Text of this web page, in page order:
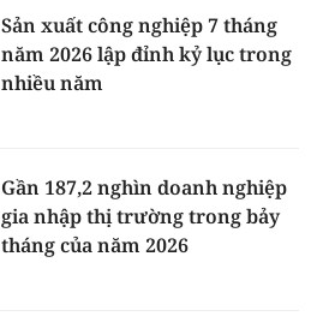
Sản xuất công nghiệp 7 tháng
năm 2026 lập đỉnh kỷ lục trong
nhiều năm
Gần 187,2 nghìn doanh nghiệp
gia nhập thị trường trong bảy
tháng của năm 2026